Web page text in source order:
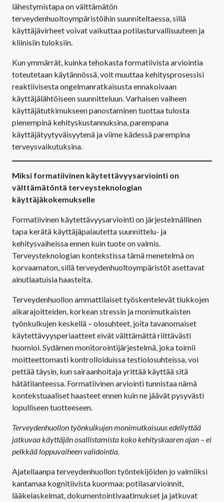
lähestymistapa on välttämätön
terveydenhuoltoympäristöihin suunniteltaessa, sillä
käyttäjävirheet voivat vaikuttaa potilasturvallisuuteen ja
kliinisiin tuloksiin.
Kun ymmärrät, kuinka tehokasta formatiivista arviointia
toteutetaan käytännössä, voit muuttaa kehitysprosessisi
reaktiivisesta ongelmanratkaisusta ennakoivaan
käyttäjälähtöiseen suunnitteluun. Varhaisen vaiheen
käyttäjätutkimukseen panostaminen tuottaa tulosta
pienempinä kehityskustannuksina, parempana
käyttäjätyytyväisyytenä ja viime kädessä parempina
terveysvaikutuksina.
Miksi formatiivinen käytettävyysarviointi on
välttämätöntä terveysteknologian
käyttäjäkokemukselle
Formatiivinen käytettävyysarviointi on järjestelmällinen
tapa kerätä käyttäjäpalautetta suunnittelu- ja
kehitysvaiheissa ennen kuin tuote on valmis.
Terveysteknologian kontekstissa tämä menetelmä on
korvaamaton, sillä terveydenhuoltoympäristöt asettavat
ainutlaatuisia haasteita.
Terveydenhuollon ammattilaiset työskentelevät tiukkojen
aikarajoitteiden, korkean stressin ja monimutkaisten
työnkulkujen keskellä – olosuhteet, joita tavanomaiset
käytettävyysperiaatteet eivät välttämättä riittävästi
huomioi. Sydämen monitorointijärjestelmä, joka toimii
moitteettomasti kontrolloiduissa testiolosuhteissa, voi
pettää täysin, kun sairaanhoitaja yrittää käyttää sitä
hätätilanteessa. Formatiivinen arviointi tunnistaa nämä
kontekstuaaliset haasteet ennen kuin ne jäävät pysyvästi
lopulliseen tuotteeseen.
Terveydenhuollon työnkulkujen monimutkaisuus edellyttää
jatkuvaa käyttäjän osallistamista koko kehityskaaren ajan – ei
pelkkää loppuvaiheen validointia.
Ajatellaanpa terveydenhuollon työntekijöiden jo valmiiksi
kantamaa kognitiivista kuormaa: potilasarvioinnit,
lääkelaskelmat, dokumentointivaatimukset ja jatkuvat